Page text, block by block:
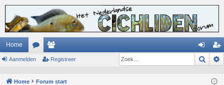
Home
or ed an eg
Aanmelden Registreer Zoek
Home Forum start